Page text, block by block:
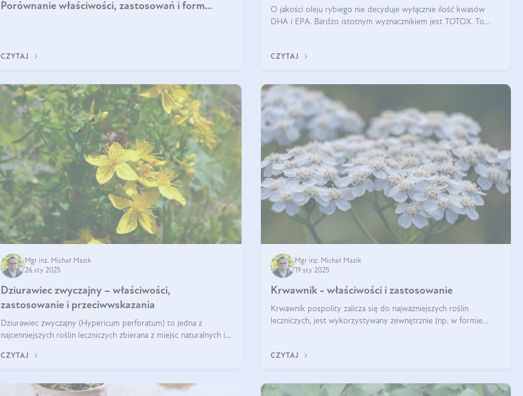
Porównanie właściwości, zastosowań i form
CZYTAJ
O jakości oleju rybiego nie decyduje wyłącznie ilość kwasów
DHA i EPA. Bardzo istotnym wyznacznikiem jest TOTOX. To
CZYTAJ
Mgr inż. Michał Mazik
26 sty 2025
Dziurawiec zwyczajny – właściwości,
zastosowanie i przeciwwskazania
Dziurawiec zwyczajny (Hypericum perforatum) to jedna z
najcenniejszych roślin leczniczych zbierana z miejsc naturalnych i
tysięcy lat. Była zal
CZYTAJ
Mgr inż. Michał Mazik
19 sty 2025
Krwawnik - właściwości i zastosowanie
Krwawnik pospolity zalicza się do najważniejszych roślin
leczniczych, jest wykorzystywany zewnętrznie (np. w formie
CZYTAJ